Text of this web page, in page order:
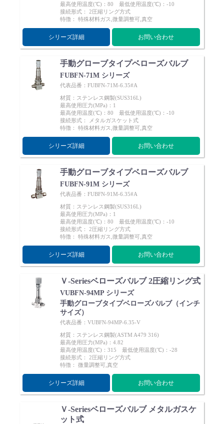
最高使用温度(℃)：80 最低使用温度(℃)：-10
接続形式： 2圧縮リング方式
特徴： 特殊材料ガス,微量調整可,真空
シリーズ詳細 お問い合わせ
手動グローブタイプベローズバルブ
FUBFN-71M シリーズ
代表品番：FUBFN-71M-6.35#A
材質：ステンレス鋼製(SUS316L)
最高使用圧力(MPa)：1
最高使用温度(℃)：80 最低使用温度(℃)：-10
接続形式： メタルガスケット式
特徴： 特殊材料ガス,微量調整可,真空
シリーズ詳細 お問い合わせ
手動グローブタイプベローズバルブ
FUBFN-91M シリーズ
代表品番：FUBFN-91M-6.35#A
材質：ステンレス鋼製(SUS316L)
最高使用圧力(MPa)：1
最高使用温度(℃)：80 最低使用温度(℃)：-10
接続形式： 2圧縮リング方式
特徴： 特殊材料ガス,微量調整可,真空
シリーズ詳細 お問い合わせ
Ｖ-Seriesベローズバルブ 2圧縮リング式
VUBFN-94MP シリーズ
手動グローブタイプベローズバルブ（インチ
サイズ）
代表品番：VUBFN-94MP-6.35-V
材質：ステンレス鋼製(ASTM A479 316)
最高使用圧力(MPa)：4.82
最高使用温度(℃)：315 最低使用温度(℃)：-28
接続形式： 2圧縮リング方式
特徴： 微量調整可,真空
シリーズ詳細 お問い合わせ
Ｖ-Seriesベローズバルブ メタルガスケ
ット式